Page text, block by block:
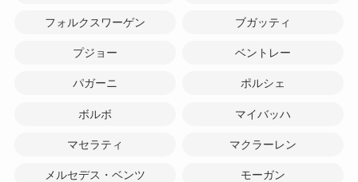
フォルクスワーゲン ブガッティ
プジョー ベントレー
パガーニ ポルシェ
ボルボ マイバッハ
マセラティ マクラーレン
メルセデス・ベンツ モーガン